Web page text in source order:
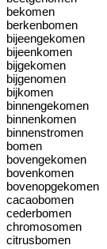
bekomen
berkenbomen
bijeengekomen
bijeenkomen
bijgekomen
bijgenomen
bijkomen
binnengekomen
binnenkomen
binnenstromen
bomen
bovengekomen
bovenkomen
bovenopgekomen
cacaobomen
cederbomen
chromosomen
citrusbomen